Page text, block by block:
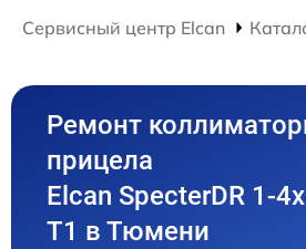
Сервисный центр Elcan
Ремонт
прицела
Elcan SpecterDR 1-
T1 в Тюмени